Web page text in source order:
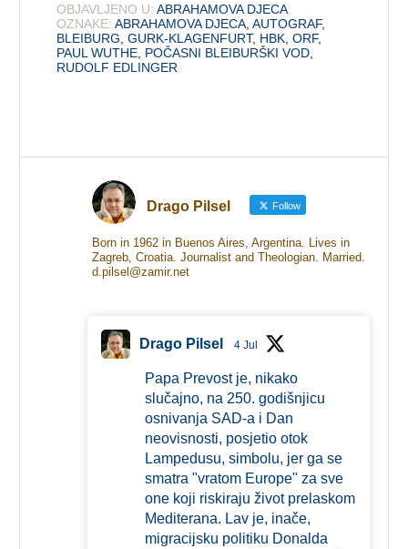
OBJAVLJENO U: ABRAHAMOVA DJECA
OZNAKE: ABRAHAMOVA DJECA ,AUTOGRAF,
BLEIBURG ,GURK-KLAGENFURT, HBK ,ORF,
PAUL WUTHE POČASNI BLEIBURŠKI VOD
RUDOLF EDLINGER
Drago Pilsel Follow
Born in 1962 in Buenos Aires, Argentina. Lives in
Zagreb, Croatia. Journalist and Theologian. Married.
d.pilsel@zamir.net
Drago Pilsel 4 Jul
Papa Prevost je, nikako
slučajno, na 250. godišnjicu
osnivanja SAD-a i Dan
neovisnosti, posjetio otok
Lampedusu, simbolu, jer ga se
smatra "vratom Europe" za sve
one koji riskiraju život prelaskom
Mediterana. Lav je, inače,
migracijsku politiku Donalda